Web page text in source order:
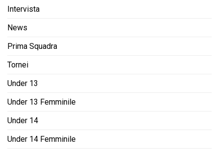
Intervista
News
Prima Squadra
Tornei
Under 13
Under 13 Femminile
Under 14
Under 14 Femminile